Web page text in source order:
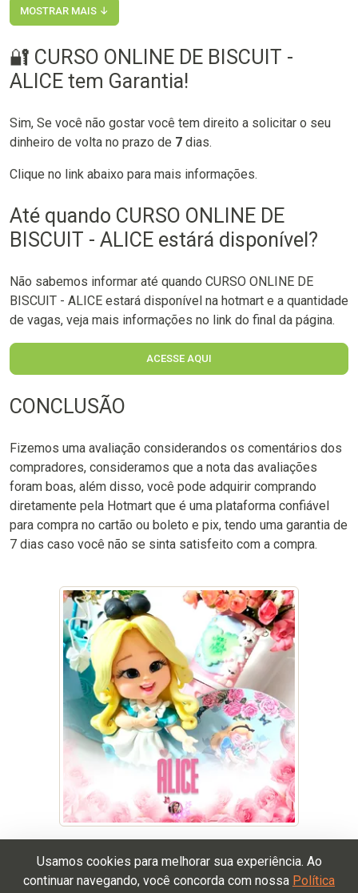
MOSTRAR MAIS ↓
🔐 CURSO ONLINE DE BISCUIT -
ALICE tem Garantia!
Sim, Se você não gostar você tem direito a solicitar o seu
dinheiro de volta no prazo de 7 dias.
Clique no link abaixo para mais informações.
Até quando CURSO ONLINE DE
BISCUIT - ALICE estárá disponível?
Não sabemos informar até quando CURSO ONLINE DE
BISCUIT - ALICE estará disponível na hotmart e a quantidade
de vagas, veja mais informações no link do final da página.
ACESSE AQUI
CONCLUSÃO
Fizemos uma avaliação considerandos os comentários dos
compradores, consideramos que a nota das avaliações
foram boas, além disso, você pode adquirir comprando
diretamente pela Hotmart que é uma plataforma confiável
para compra no cartão ou boleto e pix, tendo uma garantia de
7 dias caso você não se sinta satisfeito com a compra.
Usamos cookies para melhorar sua experiência. Ao
continuar navegando, você concorda com nossa Política
ACESSAR